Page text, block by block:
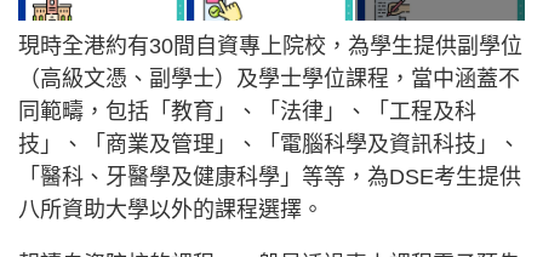
現時全港約有30間自資專上院校，為學生提供副學位
（高級文憑、副學士）及學士學位課程，當中涵蓋不
同範疇，包括「教育」、「法律」、「工程及科
技」、「商業及管理」、「電腦科學及資訊科技」、
「醫科、牙醫學及健康科學」等等，為DSE考生提供
八所資助大學以外的課程選擇。